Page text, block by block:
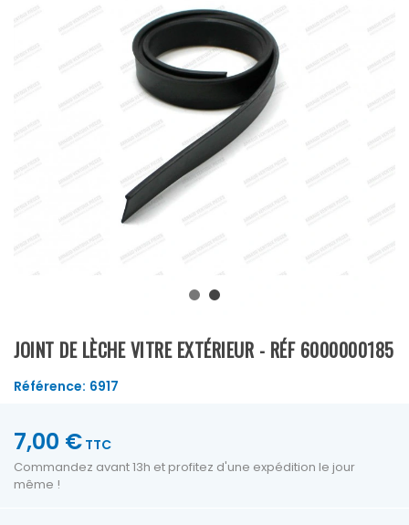
JOINT DE LÈCHE VITRE EXTÉRIEUR - RÉF 6000000185
Référence: 6917
7,00 € TTC
Commandez avant 13h et profitez d'une expédition le jour
même !